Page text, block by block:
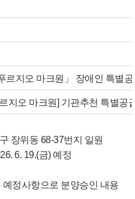
르지오 마크원」 장애인 특별
지오 마크원] 기관추천 특별공
장위동 68-37번지 일원
6. 19.(금) 예정
정사항으로 분양승인 내용